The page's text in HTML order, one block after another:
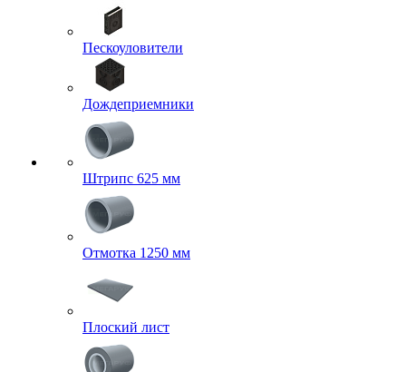
Пескоуловители
Дождеприемники
Штрипс 625 мм
Отмотка 1250 мм
Плоский лист